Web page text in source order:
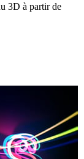
3D à partir de